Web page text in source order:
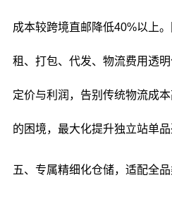
成本较跨境直邮降低40%以上
租、打包、代发、物流费用透
定价与利润，告别传统物流成
的困境，最大化提升独立站单品
五、专属精细化仓储，适配全